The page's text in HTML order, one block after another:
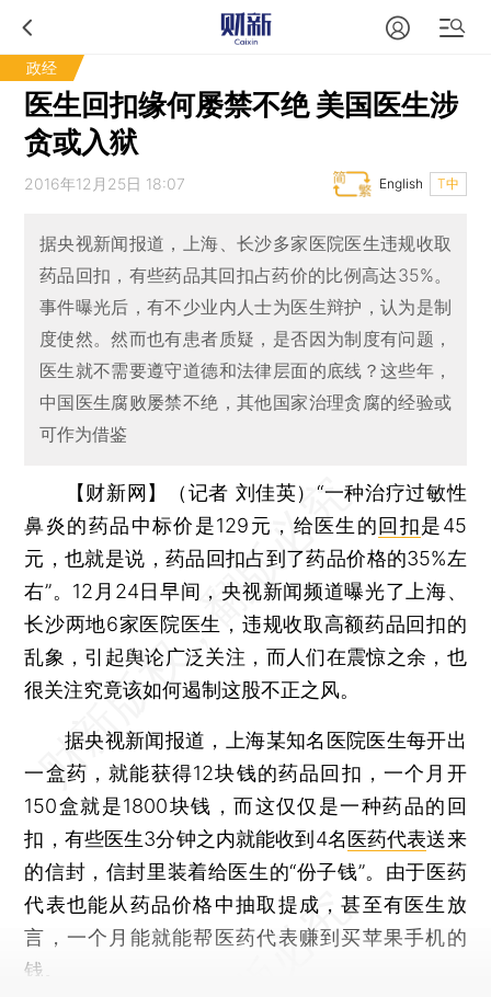
政经
医生回扣缘何屡禁不绝 美国医生涉
贪或入狱
2016年12月25日 18:07 T中
English
据央视新闻报道，上海、长沙多家医院医生违规收取
药品回扣，有些药品其回扣占药价的比例高达35%。
事件曝光后，有不少业内人士为医生辩护，认为是制
度使然。然而也有患者质疑，是否因为制度有问题，
医生就不需要遵守道德和法律层面的底线？这些年，
中国医生腐败屡禁不绝，其他国家治理贪腐的经验或
可作为借鉴
【财新网】（记者 刘佳英）“一种治疗过敏性
鼻炎的药品中标价是129元，给医生的 回扣是45
元，也就是说，药品回扣占到了药品价格的35%左
右”。12月24日早间，央视新闻频道曝光了上海、
长沙两地6家医院医生，违规收取高额药品回扣的
乱象，引起舆论广泛关注，而人们在震惊之余，也
很关注究竟该如何遏制这股不正之风。
据央视新闻报道，上海某知名医院医生每开出
一盒药，就能获得12块钱的药品回扣，一个月开
150盒就是1800块钱，而这仅仅是一种药品的回
扣，有些医生3分钟之内就能收到4名 医药代表送来
的信封，信封里装着给医生的“份子钱”。由于医药
代表也能从药品价格中抽取提成，甚至有医生放
言，一个月能就能帮医药代表赚到买苹果手机的
钱。